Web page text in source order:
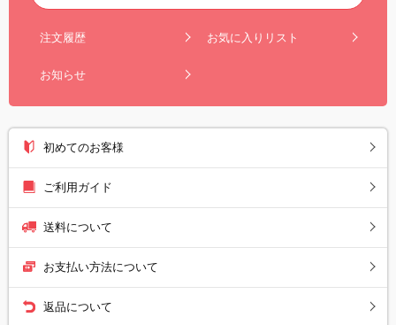
注文履歴 お気に入りリスト
お知らせ
初めてのお客様
ご利用ガイド
送料について
お支払い方法について
返品について